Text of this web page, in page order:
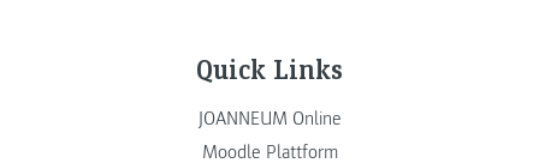
Quick Links
JOANNEUM Online
Moodle Plattform